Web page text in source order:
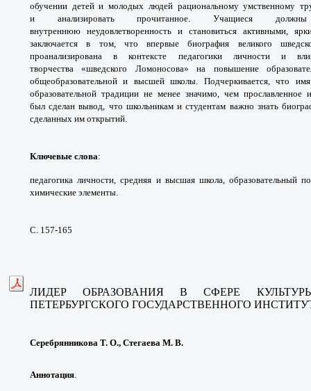
обучении детей и молодых людей рациональному умственному
и анализировать прочитанное. Учащиеся
внутреннюю неудовлетворенность и становиться активными,
заключается в том, чтовпервые биография великого
проанализированав контексте педагогики личности и
творчества«шведского Ломоносова» на повышение
общеобразовательной и высшейшколы. Подчеркивается, что
образовательной традиции не менее значимо, чем прославленное
былсделан вывод, что школьникам и студентам важно знать
сделанных им открытий.
Ключевые слова:
педагогика личности, средняя и высшая школа, образовательный
химические элементы.
С. 157-165
ЛИДЕР ОБРАЗОВАНИЯ В СФЕРЕ
ПЕТЕРБУРГСКОГО ГОСУДАРСТВЕННОГО
Серебрянникова Т. О., Стегаева М. В.
Аннотация.